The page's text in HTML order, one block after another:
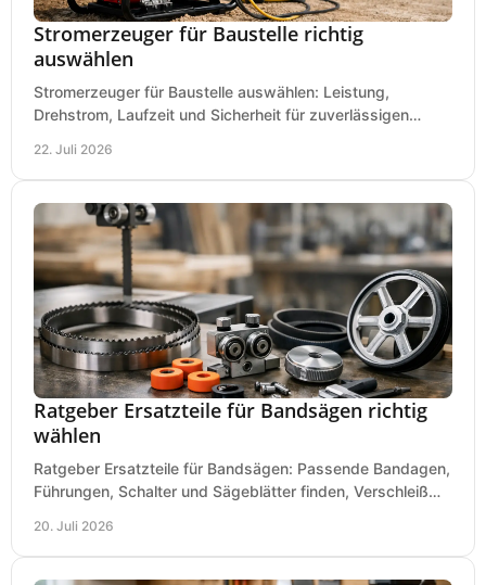
Stromerzeuger für Baustelle richtig
auswählen
Stromerzeuger für Baustelle auswählen: Leistung,
Drehstrom, Laufzeit und Sicherheit für zuverlässigen
22. Juli 2026
Ratgeber Ersatzteile für Bandsägen richtig
wählen
Ratgeber Ersatzteile für Bandsägen: Passende Bandagen,
Führungen, Schalter und Sägeblätter finden, Verschleiß
20. Juli 2026